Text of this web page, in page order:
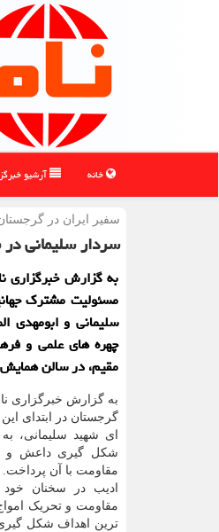
خانه آرشیو
سفیر ایران در
سردار سلیمانی
سلیمانی و ابومهدی
چهره های علمی و
مقیم، در سالن
به گزارش خبرگزاری
گرجستان در ابتدای
ای شهید سلیمانی،
شکل گیری داعش و
مقاومت با آن پرداخت.
ادیب در سخنان
مقاومت و تحریک
ترین اهداف شکل